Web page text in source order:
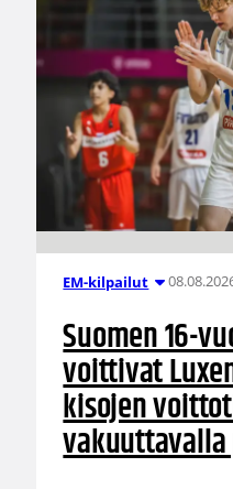
EM-kilpailut
Suomen 16-
voittivat
kisojen